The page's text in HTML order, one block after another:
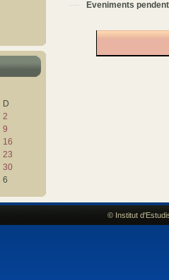
D
2
9
16
23
30
6
Eveniments pendent
© Institut